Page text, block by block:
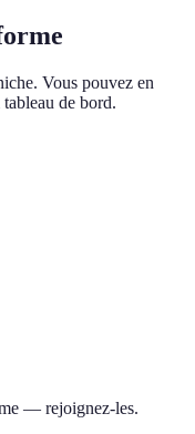
Vous pouvez en
de bord.
— rejoignez-les.